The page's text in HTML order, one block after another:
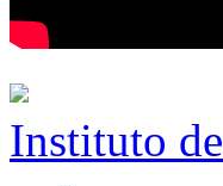
Instituto